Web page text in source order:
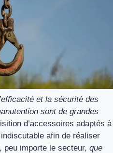
et la sécurité des
sont de grandes
d’accessoires adaptés à
afin de réaliser
peu importe le secteur, que